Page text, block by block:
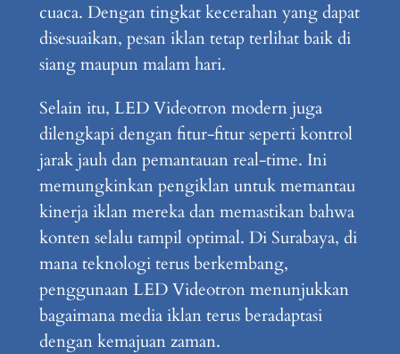
cuaca. Dengan tingkat kecerahan yang dapat
disesuaikan, pesan iklan tetap terlihat baik di
siang maupun malam hari.
Selain itu, LED Videotron modern juga
dilengkapi dengan fitur-fitur seperti kontrol
jarak jauh dan pemantauan real-time. Ini
memungkinkan pengiklan untuk memantau
kinerja iklan mereka dan memastikan bahwa
konten selalu tampil optimal. Di Surabaya, di
mana teknologi terus berkembang,
penggunaan LED Videotron menunjukkan
bagaimana media iklan terus beradaptasi
dengan kemajuan zaman.